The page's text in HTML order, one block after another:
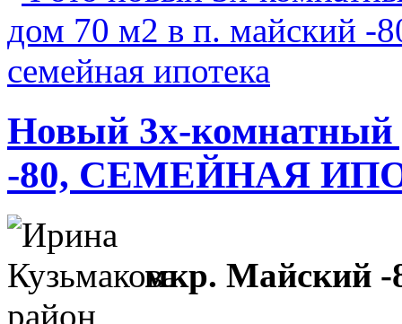
Новый 3х-
-80, СЕМЕЙНАЯ
мкр. Майский
район